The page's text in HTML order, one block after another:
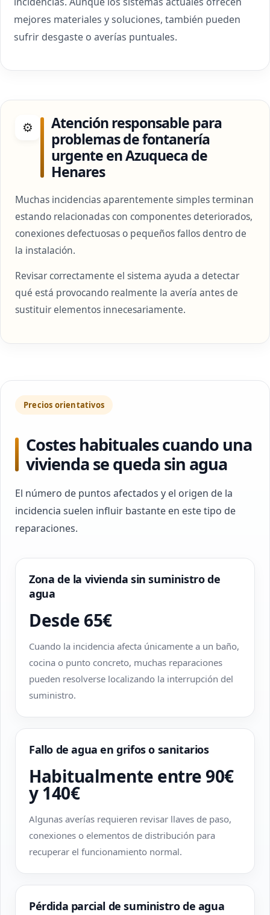
mejores materiales y soluciones, también pueden
sufrir desgaste o averías puntuales.
⚙
Atención responsable para
problemas de fontanería
urgente en Azuqueca de
Henares
Muchas incidencias aparentemente simples terminan
estando relacionadas con componentes deteriorados,
conexiones defectuosas o pequeños fallos dentro de
la instalación.
Revisar correctamente el sistema ayuda a detectar
qué está provocando realmente la avería antes de
sustituir elementos innecesariamente.
Precios orientativos
Costes habituales cuando una
vivienda se queda sin agua
El número de puntos afectados y el origen de la
incidencia suelen influir bastante en este tipo de
reparaciones.
Zona de la vivienda sin suministro de
agua
Desde 65€
Cuando la incidencia afecta únicamente a un baño,
cocina o punto concreto, muchas reparaciones
pueden resolverse localizando la interrupción del
suministro.
Fallo de agua en grifos o sanitarios
Habitualmente entre 90€
y 140€
Algunas averías requieren revisar llaves de paso,
conexiones o elementos de distribución para
recuperar el funcionamiento normal.
Pérdida parcial de suministro de agua